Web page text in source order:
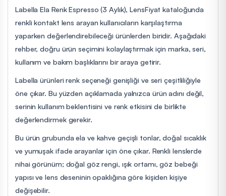
Labella Ela Renk Espresso (3 Aylık), LensFiyat kataloğunda
renkli kontakt lens arayan kullanıcıların karşılaştırma
yaparken değerlendirebileceği ürünlerden biridir. Aşağıdaki
rehber, doğru ürün seçimini kolaylaştırmak için marka, seri,
kullanım ve bakım başlıklarını bir araya getirir.
Labella ürünleri renk seçeneği genişliği ve seri çeşitliliğiyle
öne çıkar. Bu yüzden açıklamada yalnızca ürün adını değil,
serinin kullanım beklentisini ve renk etkisini de birlikte
değerlendirmek gerekir.
Bu ürün grubunda ela ve kahve geçişli tonlar, doğal sıcaklık
ve yumuşak ifade arayanlar için öne çıkar. Renkli lenslerde
nihai görünüm; doğal göz rengi, ışık ortamı, göz bebeği
yapısı ve lens deseninin opaklığına göre kişiden kişiye
değişebilir.